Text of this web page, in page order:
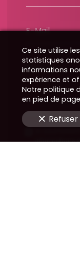
E-Mail
Message
informations
Ce site utilise
statistiques
informations
expérience et
Notre politique
en pied de
Refuser